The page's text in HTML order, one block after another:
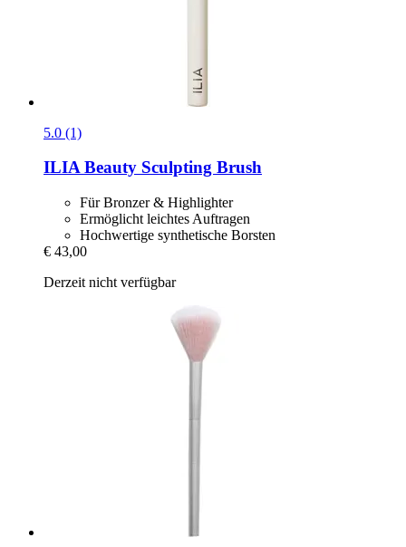
5.0 (1)
ILIA Beauty Sculpting Brush
Für Bronzer & Highlighter
Ermöglicht leichtes Auftragen
Hochwertige synthetische Borsten
€ 43,00
Derzeit nicht verfügbar